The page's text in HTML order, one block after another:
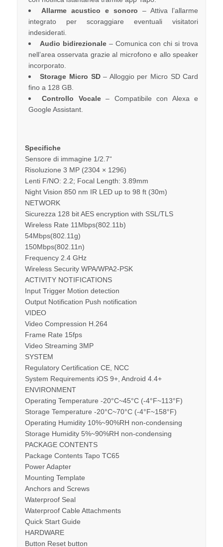
Allarme acustico e sonoro – Attiva l’allarme
integrato per scoraggiare eventuali visitatori
indesiderati.
Audio bidirezionale– Comunica con chi si trova
nell’area osservata grazie al microfono e allo speaker
incorporato.
Storage Micro SD– Alloggio per Micro SD Card
fino a 128 GB.
Controllo Vocale– Compatibile con Alexa e
Google Assistant.
Specifiche
Sensore di immagine 1/2.7“
Risoluzione 3 MP (2304 × 1296)
Lenti F/NO: 2.2; Focal Length: 3.89mm
Night Vision 850 nm IR LED up to 98 ft (30m)
NETWORK
Sicurezza 128 bit AES encryption with SSL/TLS
Wireless Rate 11Mbps(802.11b)
54Mbps(802.11g)
150Mbps(802.11n)
Frequency 2.4 GHz
Wireless Security WPA/WPA2-PSK
ACTIVITY NOTIFICATIONS
Input Trigger Motion detection
Output Notification Push notification
VIDEO
Video Compression H.264
Frame Rate 15fps
Video Streaming 3MP
SYSTEM
Regulatory Certification CE, NCC
System Requirements iOS 9+, Android 4.4+
ENVIRONMENT
Operating Temperature -20°C~45°C (-4°F~113°F)
Storage Temperature -20°C~70°C (-4°F~158°F)
Operating Humidity 10%~90%RH non-condensing
Storage Humidity 5%~90%RH non-condensing
PACKAGE CONTENTS
Package Contents Tapo TC65
Power Adapter
Mounting Template
Anchors and Screws
Waterproof Seal
Waterproof Cable Attachments
Quick Start Guide
HARDWARE
Button Reset button